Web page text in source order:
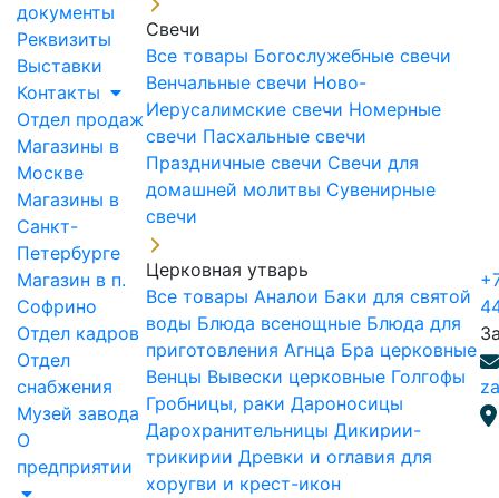
документы
Реквизиты
Выставки
Контакты
Отдел продаж
Магазины в
Москве
Магазины в
Санкт-
Петербурге
Магазин в п.
Софрино
Отдел кадров
Отдел
снабжения
Музей завода
О
предприятии
Свечи
Все товары Богослужебные свечи
Венчальные свечи Ново-
Иерусалимские свечи Номерные
свечи Пасхальные свечи
Праздничные свечи Свечи для
домашней молитвы Сувенирные
свечи
Церковная утварь
Все товары Аналои Баки для святой
воды Блюда всенощные Блюда для
приготовления Агнца Бра церковные
Венцы Вывески церковные Голгофы
Гробницы, раки Дароносицы
Дарохранительницы Дикирии-
трикирии Древки и оглавия для
хоругви и крест-икон